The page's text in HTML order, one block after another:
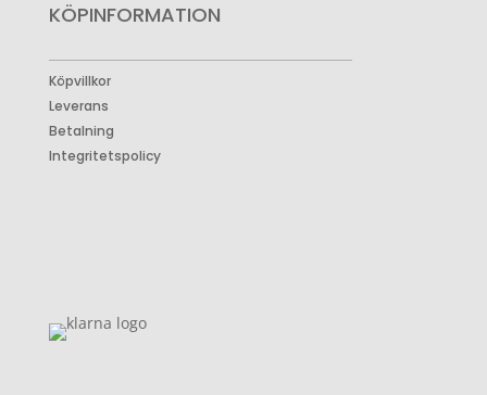
KÖPINFORMATION
Köpvillkor
Leverans
Betalning
Integritetspolicy